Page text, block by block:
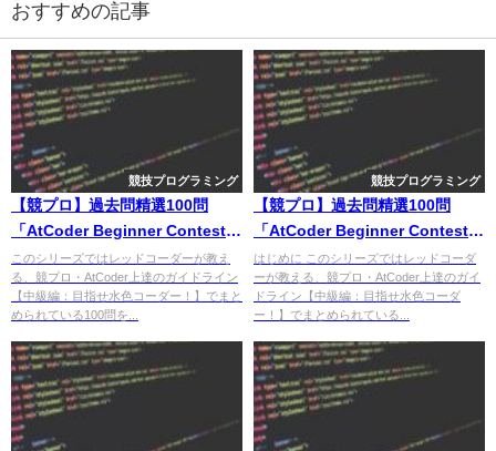
おすすめの記事
競技プログラミング
【競プロ】過去問精選100問
「AtCoder Beginner Contest
002 D - 派閥」解法
このシリーズではレッドコーダーが教え
る、競プロ・AtCoder上達のガイドライン
【中級編：目指せ水色コーダー！】でまと
められている100問を...
競技プログラミング
【競プロ】過去問精選100問
「AtCoder Beginner Contest
106 B - 105」解法
はじめに このシリーズではレッドコーダ
ーが教える、競プロ・AtCoder上達のガイ
ドライン【中級編：目指せ水色コーダ
ー！】でまとめられている...